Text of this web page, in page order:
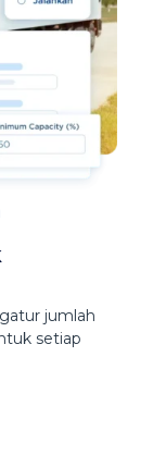
jumlah
setiap